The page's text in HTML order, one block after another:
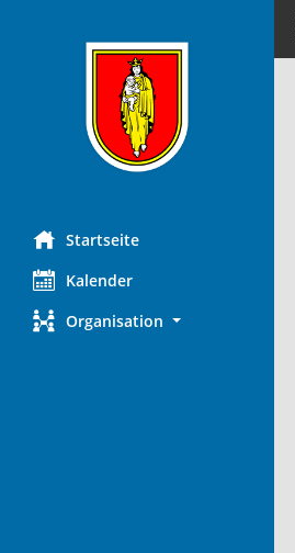
Startseite
Kalender
Organisation